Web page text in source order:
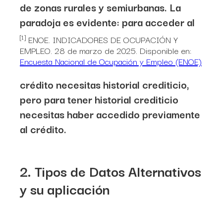
de zonas rurales y semiurbanas. La
paradoja es evidente: para acceder al
[1] ENOE. INDICADORES DE OCUPACIÓN Y
EMPLEO. 28 de marzo de 2025. Disponible en:
Encuesta Nacional de Ocupación y Empleo (ENOE)
crédito necesitas historial crediticio,
pero para tener historial crediticio
necesitas haber accedido previamente
al crédito.
2. Tipos de Datos Alternativos
y su aplicación